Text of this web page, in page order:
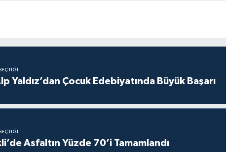
Yaldız’dan Çocuk Edebiyatında Büyük Başarı
Asfaltın Yüzde 70’i Tamamlandı